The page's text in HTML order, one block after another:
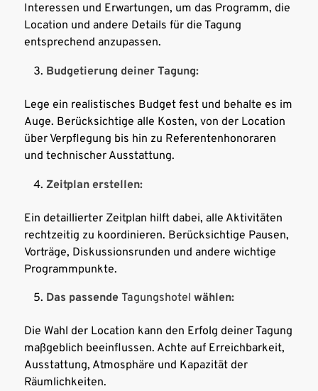
Interessen und Erwartungen, um das Programm, die
Location und andere Details für die Tagung
entsprechend anzupassen.
Budgetierung deiner Tagung:
Lege ein realistisches Budget fest und behalte es im
Auge. Berücksichtige alle Kosten, von der Location
über Verpflegung bis hin zu Referentenhonoraren
und technischer Ausstattung.
Zeitplan erstellen:
Ein detaillierter Zeitplan hilft dabei, alle Aktivitäten
rechtzeitig zu koordinieren. Berücksichtige Pausen,
Vorträge, Diskussionsrunden und andere wichtige
Programmpunkte.
Das passende Tagungshotel wählen:
Die Wahl der Location kann den Erfolg deiner Tagung
maßgeblich beeinflussen. Achte auf Erreichbarkeit,
Ausstattung, Atmosphäre und Kapazität der
Räumlichkeiten.